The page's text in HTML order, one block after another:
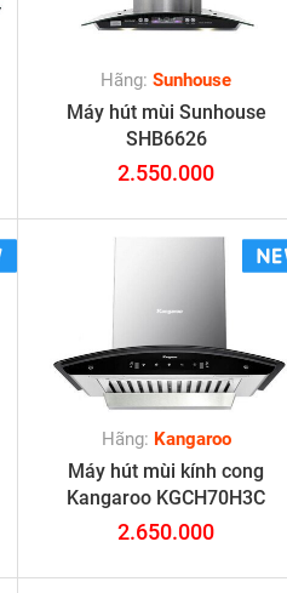
Hãng:Sunhouse
Máy hút mùi Sunhouse
SHB6626
2.550.000
Hãng: Kangaroo
Máy hút mùi kính cong
Kangaroo KGCH70H3C
2.650.000